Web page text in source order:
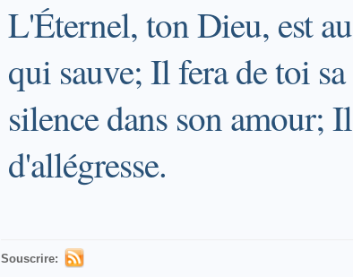
L'Éternel, ton Dieu, est
qui sauve; Il fera de toi
silence dans son amour;
d'allégresse.
Souscrire: